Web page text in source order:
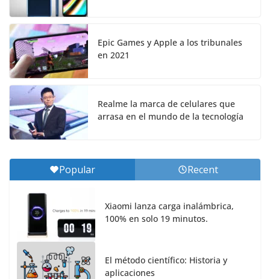
Epic Games y Apple a los tribunales
en 2021
Realme la marca de celulares que
arrasa en el mundo de la tecnología
Popular Recent
Xiaomi lanza carga inalámbrica,
100% en solo 19 minutos.
El método científico: Historia y
aplicaciones